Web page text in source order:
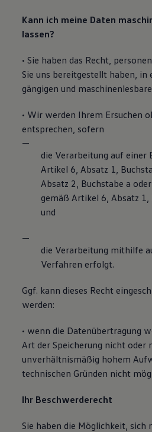
Kann ich meine Daten
lassen?
• Sie haben das Recht,
Sie uns bereitgestellt haben,
gängigen und
• Wir werden Ihrem Ersuchen
entsprechen, sofern
die Verarbeitung auf einer
Artikel 6, Absatz 1,
Absatz 2, Buchstabe a
gemäß Artikel 6, Absatz
und
die Verarbeitung mithilfe
Verfahren erfolgt.
Ggf. kann dieses Recht
werden:
• wenn die Datenübertragung
Art der Speicherung nicht oder
unverhältnismäßig hohem
technischen Gründen nicht
Ihr Beschwerderecht
Sie haben die Möglichkeit, sich